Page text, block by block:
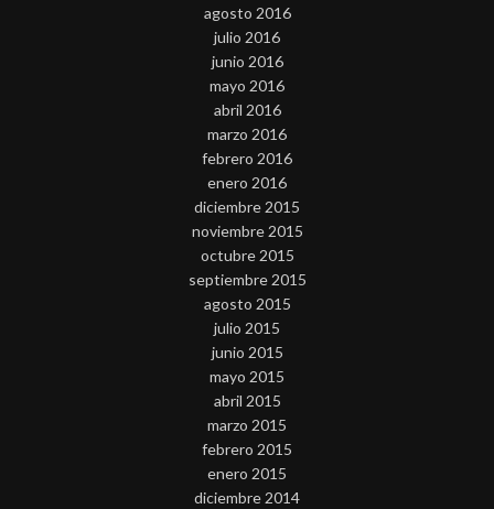
agosto 2016
julio 2016
junio 2016
mayo 2016
abril 2016
marzo 2016
febrero 2016
enero 2016
diciembre 2015
noviembre 2015
octubre 2015
septiembre 2015
agosto 2015
julio 2015
junio 2015
mayo 2015
abril 2015
marzo 2015
febrero 2015
enero 2015
diciembre 2014